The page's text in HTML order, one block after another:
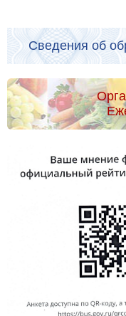
Сведения об